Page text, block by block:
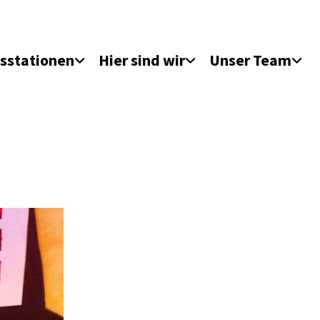
Hier sind wir Unser Team